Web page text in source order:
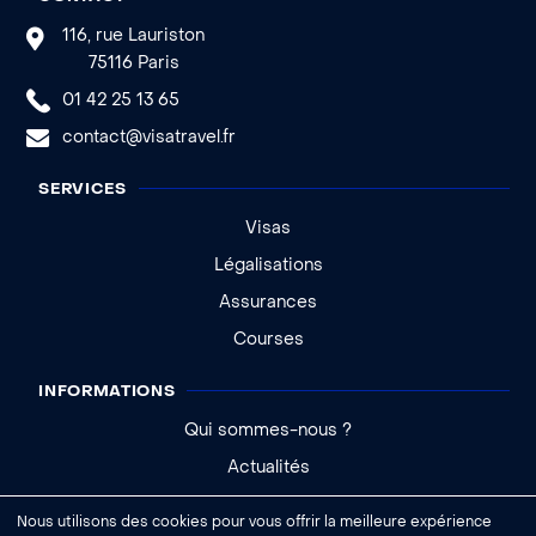
116, rue Lauriston
75116 Paris
01 42 25 13 65
contact@visatravel.fr
SERVICES
Visas
Légalisations
Assurances
Courses
INFORMATIONS
Qui sommes-nous ?
Actualités
Nous utilisons des cookies pour vous offrir la meilleure expérience